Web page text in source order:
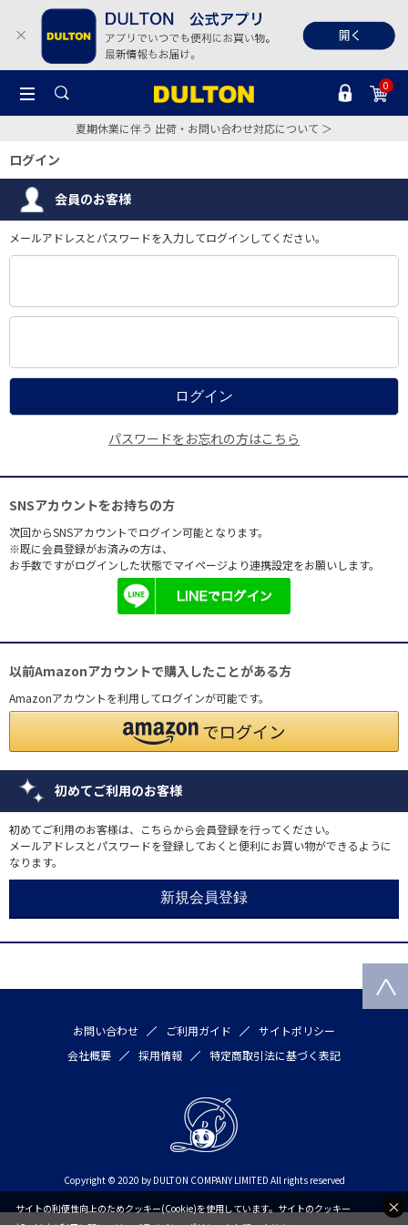
0
夏期休業に伴う 出荷・お問い合わせ対応について ＞
ログイン
会員のお客様
メールアドレスとパスワードを入力してログインしてください。
パスワードをお忘れの方はこちら
SNSアカウントをお持ちの方
次回からSNSアカウントでログイン可能となります。
※既に会員登録がお済みの方は、
お手数ですがログインした状態でマイページより連携設定をお願いします。
以前Amazonアカウントで購入したことがある方
Amazonアカウントを利用してログインが可能です。
初めてご利用のお客様
初めてご利用のお客様は、こちらから会員登録を行ってください。
メールアドレスとパスワードを登録しておくと便利にお買い物ができるように
なります。
お問い合わせ ご利用ガイド
サイトポリシー
会社概要
採用情報 特定商取引法に基づく表記
Copyright © 2020 by DULTON COMPANY LIMITED All rights reserved
サイトの利便性向上のためクッキー(Cookie)を使用しています。サイトのクッキー